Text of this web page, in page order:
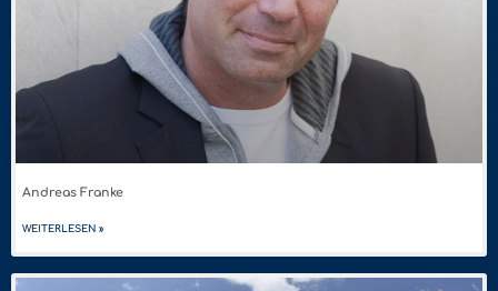
Andreas Franke
WEITERLESEN »